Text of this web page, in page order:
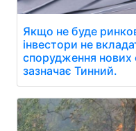
Якщо не буде
інвестори не
спорудження нових
зазначає Тинний.